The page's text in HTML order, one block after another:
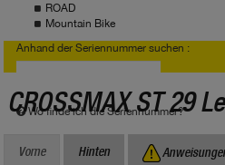
ROAD
Mountain Bike
Anhand der Seriennummer suchen :
Wo finde ich die Seriennummer?
CROSSMAX ST 29
Vorne Hinten